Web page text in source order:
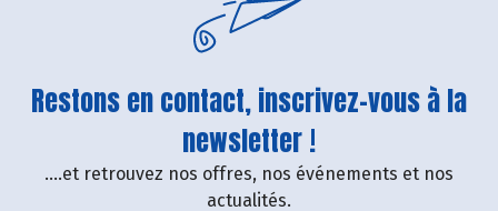
Restons en contact, inscrivez-vous à la
newsletter !
....et retrouvez nos offres, nos événements et nos
actualités.